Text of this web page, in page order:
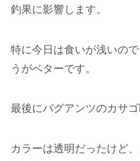
釣果に影響します。
特に今日は食いが浅いの
うがベターです。
最後にバグアンツのカサゴ
カラーは透明だったけど